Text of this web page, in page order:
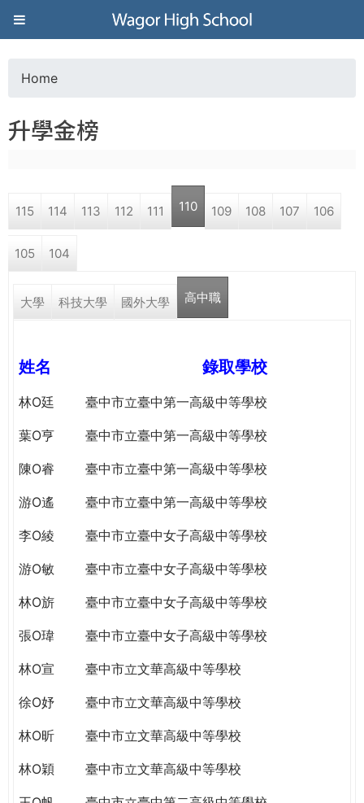
Jump to navigation
葳
格
高
學
民。
WAGOR
TODAY
THE
TOMORROW
o
a
r
e
e
e
Home
升學金榜
115 114 113 112 111 110 109 108 107 106
105 104
大學 科技大學 國外大學 高中職
姓名 錄取學校
林O廷 臺中市立臺中第一高級中等學校
葉O亨 臺中市立臺中第一高級中等學校
陳O睿 臺中市立臺中第一高級中等學校
游O遙 臺中市立臺中第一高級中等學校
李O綾 臺中市立臺中女子高級中等學校
游O敏 臺中市立臺中女子高級中等學校
林O旂 臺中市立臺中女子高級中等學校
張O瑋 臺中市立臺中女子高級中等學校
林O宣 臺中市立文華高級中等學校
徐O妤 臺中市立文華高級中等學校
林O昕 臺中市立文華高級中等學校
林O穎 臺中市立文華高級中等學校